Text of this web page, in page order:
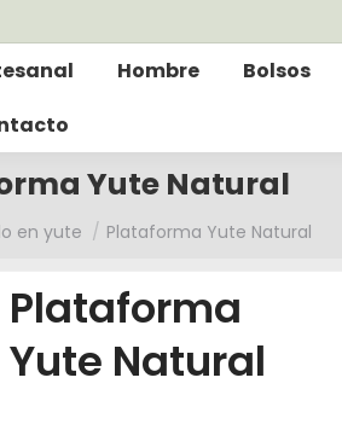
Hombre
Bolsos
Yute Natural
en yute Plataforma Yute Natural
Plataforma
Yute Natural